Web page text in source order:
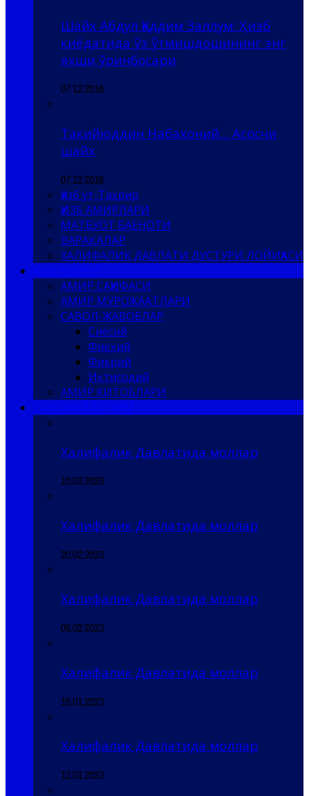
Шайх Абдул Қаддим Заллум: Ҳизб
қиёдатида ўз ўтмишдошининг энг
яхши ўринбосари
07.12.2016
Тақийюддин Набаҳоний… Асосчи
шайх
07.12.2016
Ҳизб ут-Таҳрир
ҲИЗБ АМИРЛАРИ
МАТБУОТ БАЁНОТИ
ВАРАҚАЛАР
ХАЛИФАЛИК ДАВЛАТИ ДУСТУРИ ЛОЙИҲАСИ
АМИР САҲИФАСИ
АМИР МУРОЖААТЛАРИ
САВОЛ-ЖАВОБЛАР
Сиёсий
Фиқҳий
Фикрий
Иқтисодий
АМИР КИТОБЛАРИ
Халифалик Давлатида моллар
10.03.2023
Халифалик Давлатида моллар
20.02.2023
Халифалик Давлатида моллар
06.02.2023
Халифалик Давлатида моллар
15.01.2023
Халифалик Давлатида моллар
12.01.2023